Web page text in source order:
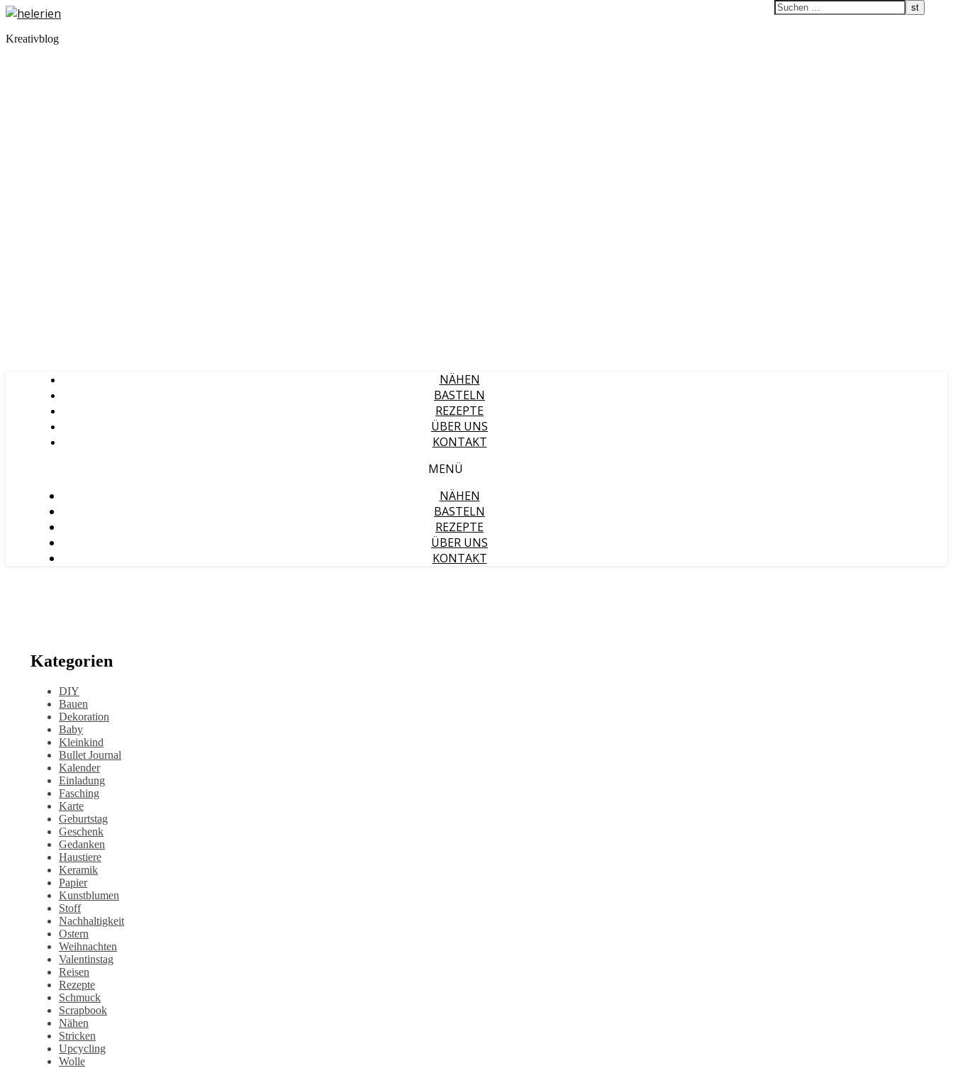
Kreativblog
NÄHEN
BASTELN
REZEPTE
ÜBER UNS
KONTAKT
MENÜ
NÄHEN
BASTELN
REZEPTE
ÜBER UNS
KONTAKT
Kategorien
DIY
Bauen
Dekoration
Baby
Kleinkind
Bullet Journal
Kalender
Einladung
Fasching
Karte
Geburtstag
Geschenk
Gedanken
Haustiere
Keramik
Papier
Kunstblumen
Stoff
Nachhaltigkeit
Ostern
Weihnachten
Valentinstag
Reisen
Rezepte
Schmuck
Scrapbook
Nähen
Stricken
Upcycling
Wolle